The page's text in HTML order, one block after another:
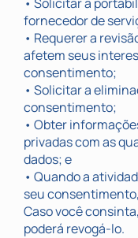
fornecedor de
• Requerer a
afetem seus
consentimento;
• Solicitar a
consentimento;
• Obter
privadas com as
dados; e
• Quando a
seu
Caso você
poderá revogá-lo.